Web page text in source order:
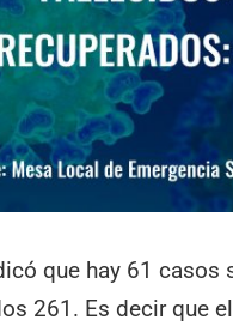
que hay 61 casos
261. Es decir que